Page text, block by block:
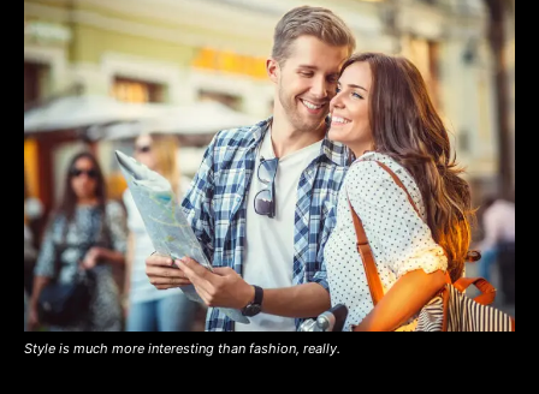
Style is much more interesting than fashion, really.